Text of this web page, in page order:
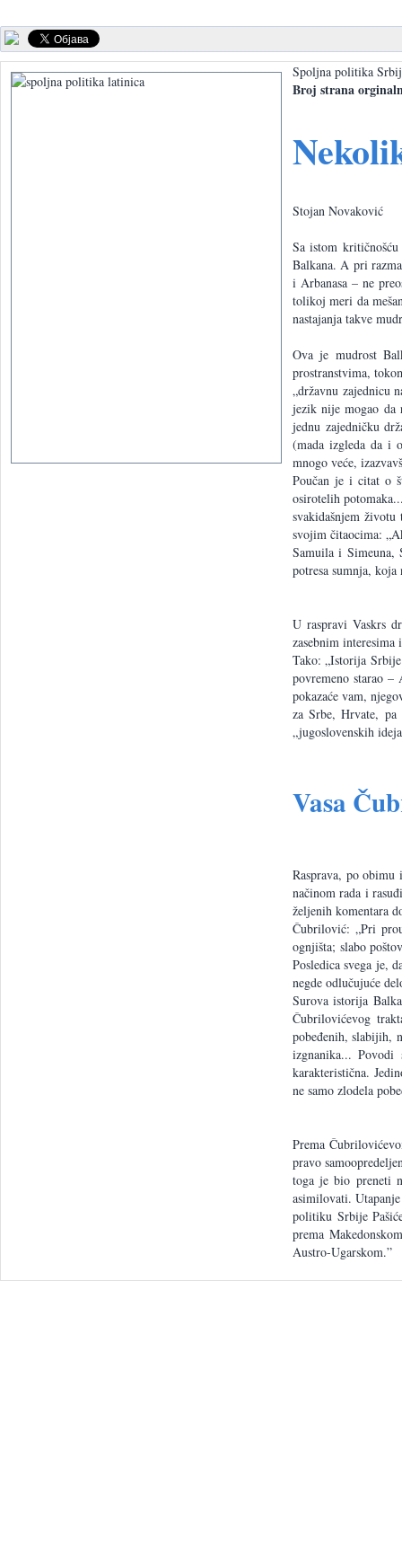
Spoljna politika
Broj strana
Stojan Novaković
Sa istom
Balkana. A pri
i Arbanasa – ne
tolikoj meri da
nastajanja takve
Ova je mudrost
prostranstvima,
„državnu zajednicu
jezik nije mogao da
jednu zajedničku
(mada izgleda da i
mnogo veće,
Poučan je i citat o
osirotelih
svakidašnjem
svojim čitaocima:
Samuila i
potresa sumnja,
U raspravi Vaskrs
zasebnim
Tako: „Istorija
povremeno starao
pokazaće vam,
za Srbe, Hrvate,
„jugoslovenskih
Vasa
Rasprava, po
načinom rada i
željenih komentara
Čubrilović: „Pri
ognjišta; slabo
Posledica svega je,
negde odlučujuće
Surova istorija
Čubrilovićevog
pobeđenih, slabijih,
izgnanika...
karakteristična.
ne samo zlodela
Prema
pravo
toga je bio preneti
asimilovati.
politiku Srbije
prema
Austro-Ugarskom.”